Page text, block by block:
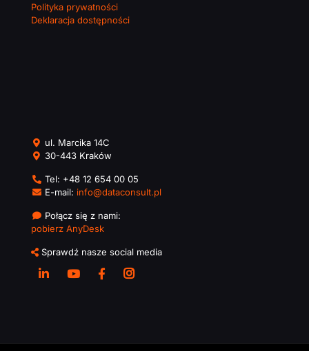
Polityka prywatności
Deklaracja dostępności
ul. Marcika 14C
30-443 Kraków
Tel: +48 12 654 00 05
E-mail: info@dataconsult.pl
Połącz się z nami:
pobierz AnyDesk
Sprawdź nasze social media